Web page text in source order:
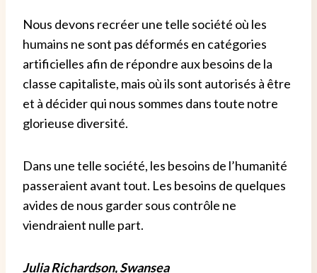
Nous devons recréer une telle société où les
humains ne sont pas déformés en catégories
artificielles afin de répondre aux besoins de la
classe capitaliste, mais où ils sont autorisés à être
et à décider qui nous sommes dans toute notre
glorieuse diversité.
Dans une telle société, les besoins de l’humanité
passeraient avant tout. Les besoins de quelques
avides de nous garder sous contrôle ne
viendraient nulle part.
Julia Richardson, Swansea